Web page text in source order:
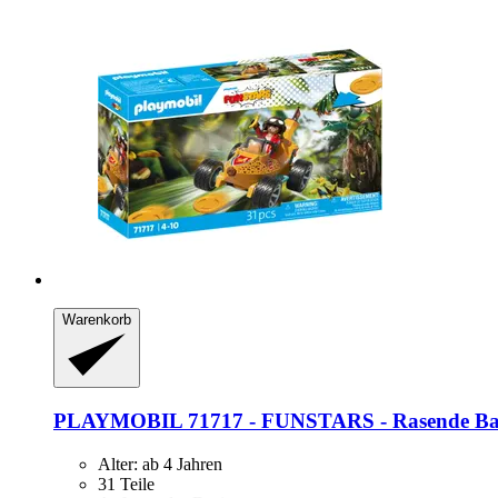
Warenkorb
PLAYMOBIL 71717 -​ FUNSTARS -​ Rasende
Alter: ab 4 Jahren
31 Teile